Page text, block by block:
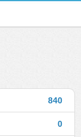
840
0